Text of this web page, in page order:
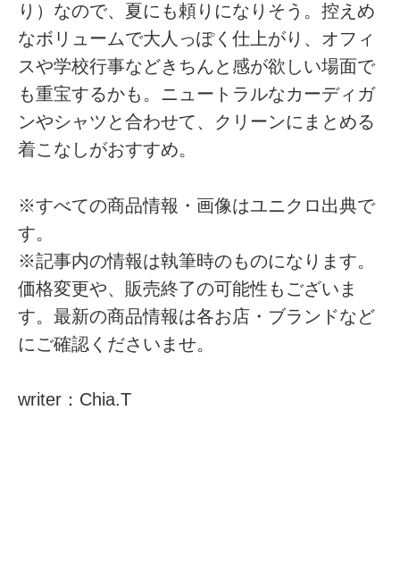
り）なので、夏にも頼りになりそう。控えめ
なボリュームで大人っぽく仕上がり、オフィ
スや学校行事などきちんと感が欲しい場面で
も重宝するかも。ニュートラルなカーディガ
ンやシャツと合わせて、クリーンにまとめる
着こなしがおすすめ。
※すべての商品情報・画像はユニクロ出典で
す。
※記事内の情報は執筆時のものになります。
価格変更や、販売終了の可能性もございま
す。最新の商品情報は各お店・ブランドなど
にご確認くださいませ。
writer：Chia.T